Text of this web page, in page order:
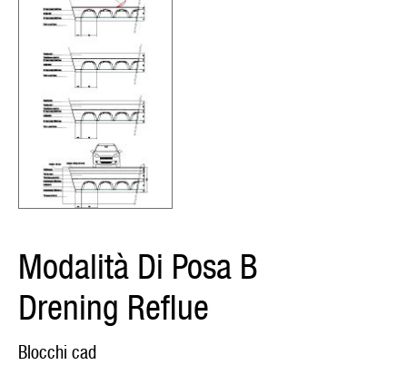
Modalità Di Posa B
Drening Reflue
Blocchi cad